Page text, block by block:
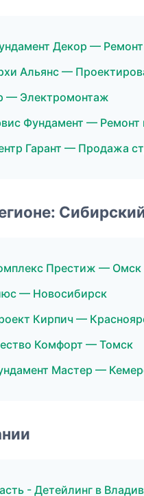
Декор — Ремонт
Альянс —
— Электромонтаж
Фундамент — Ремонт
Гарант — Продажа
Престиж — Омск
— Новосибирск
Кирпич —
Комфорт — Томск
Мастер —
- Детейлинг в